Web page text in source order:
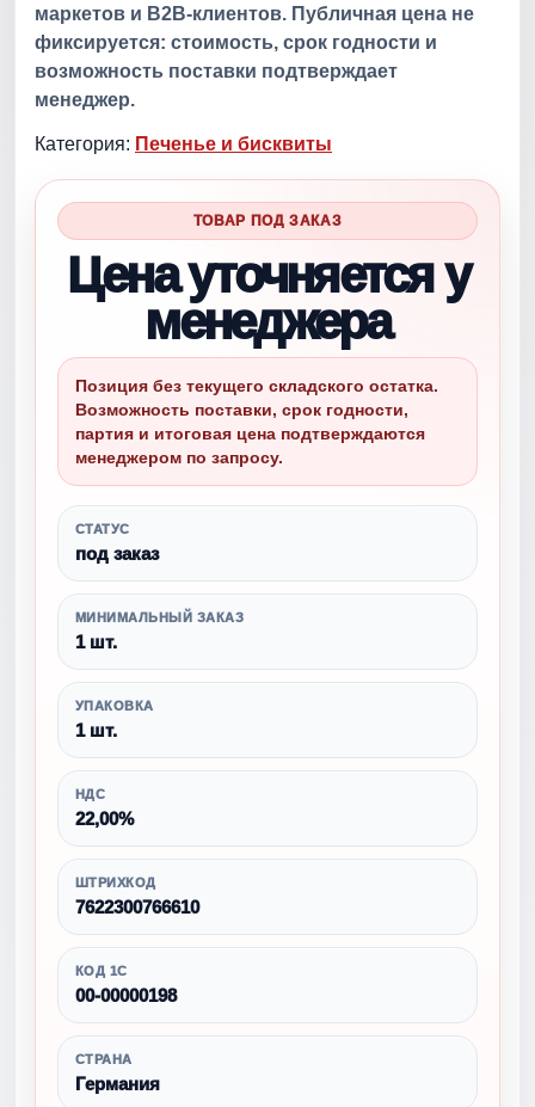
маркетов и B2B-клиентов. Публичная цена не
фиксируется: стоимость, срок годности и
возможность поставки подтверждает
менеджер.
Категория: Печенье и бисквиты
ТОВАР ПОД ЗАКАЗ
Цена уточняется у
менеджера
Позиция без текущего складского остатка.
Возможность поставки, срок годности,
партия и итоговая цена подтверждаются
менеджером по запросу.
СТАТУС
под заказ
МИНИМАЛЬНЫЙ ЗАКАЗ
1 шт.
УПАКОВКА
1 шт.
НДС
22,00%
ШТРИХКОД
7622300766610
КОД 1С
00-00000198
СТРАНА
Германия